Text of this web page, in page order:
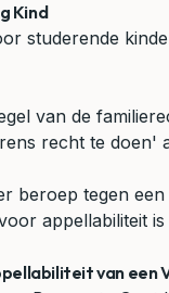
Kind
studerende
van de
recht te
beroep tegen
appellabiliteit
van